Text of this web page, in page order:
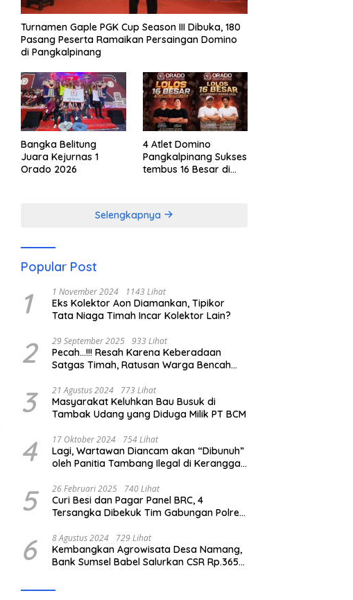
Turnamen Gaple PGK Cup Season III Dibuka, 180
Pasang Peserta Ramaikan Persaingan Domino
di Pangkalpinang
Bangka Belitung
Juara Kejurnas 1
Orado 2026
4 Atlet Domino
Pangkalpinang Sukses
tembus 16 Besar di
Selengkapnya
Popular Post
1 1 November 2024 1143 Lihat
Eks Kolektor Aon Diamankan, Tipikor
Tata Niaga Timah Incar Kolektor Lain?
2 29 September 2025 933 Lihat
Pecah…!!! Resah Karena Keberadaan
Satgas Timah, Ratusan Warga Bencah
3 21 Agustus 2024 773 Lihat
Masyarakat Keluhkan Bau Busuk di
Tambak Udang yang Diduga Milik PT BCM
4 17 Oktober 2024 754 Lihat
Lagi, Wartawan Diancam akan “Dibunuh”
oleh Panitia Tambang Ilegal di Keranggan
5 26 Februari 2025 740 Lihat
Curi Besi dan Pagar Panel BRC, 4
Tersangka Dibekuk Tim Gabungan Polres
6 8 Agustus 2024 729 Lihat
Kembangkan Agrowisata Desa Namang,
Bank Sumsel Babel Salurkan CSR Rp.365